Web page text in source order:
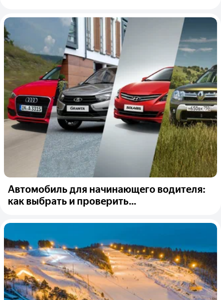
Автомобиль для начинающего водителя:
как выбрать и проверить...